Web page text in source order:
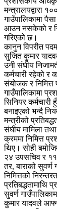
मन्त्रालयद्वारा
गाउँपालिकामा
आउन नसकेको र
गरिएको छ।
कानुन विपरीत
सुजित कुमार
उनी संघीय
कर्मचारी रहेको र
संयोजक र
गाउँपालिकामा
सिनियर
बनाइएको भन्दै
मन्त्रीको
संघीय मामिला
क्रममा निमित्त
थिए। सोही
२४ उपसचिव र ११
तर, बाराको
निमित्तको
प्रतिबद्धतामाथि
सुवर्ण
कुमार यादवले